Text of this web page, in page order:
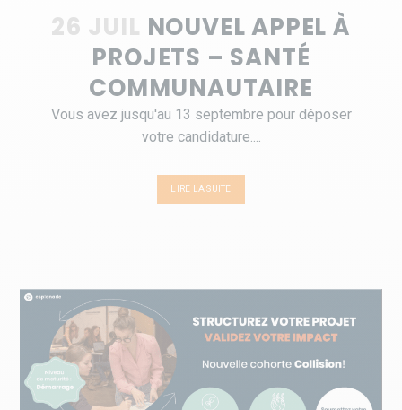
26 JUIL NOUVEL APPEL À
PROJETS – SANTÉ
COMMUNAUTAIRE
Vous avez jusqu'au 13 septembre pour déposer
votre candidature....
LIRE LA SUITE